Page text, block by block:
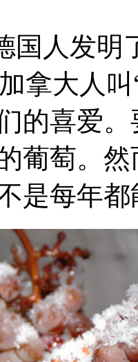
国人发明
拿大人
的喜爱
葡萄。
是每年